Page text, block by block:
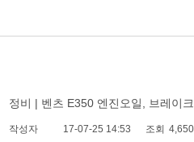
정비 | 벤츠 E350 엔진오일, 브레이
작성자 17-07-25 14:53 조회 4,650